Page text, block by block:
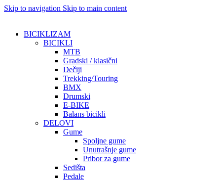
Skip to navigation Skip to main content
BICIKLIZAM
BICIKLI
MTB
Gradski / klasični
Dečiji
Trekking/Touring
BMX
Drumski
E-BIKE
Balans bicikli
DELOVI
Gume
Spoljne gume
Unutrašnje gume
Pribor za gume
Sedišta
Pedale